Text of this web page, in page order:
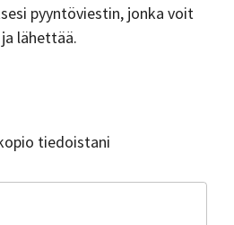
pyyntöviestin, jonka voit
lähettää.
tiedoistani